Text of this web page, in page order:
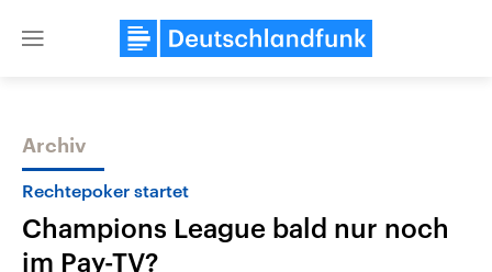
Close
Themen
Archiv
Rechtepoker startet
Champions League bald nur noch
im Pay-TV?